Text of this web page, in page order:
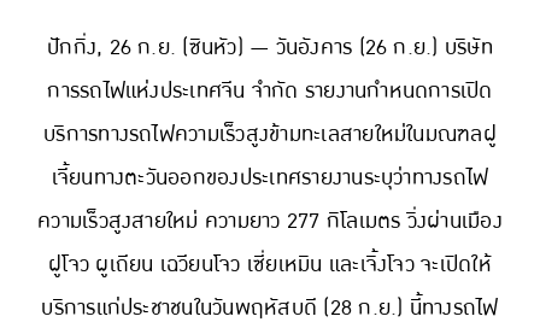
ปักกิ่ง, 26 ก.ย. (ซินหัว) — วันอังคาร (26 ก.ย.) บริษัท
การรถไฟแห่งประเทศจีน จำกัด รายงานกำหนดการเปิด
บริการทางรถไฟความเร็วสูงข้ามทะเลสายใหม่ในมณฑลฝู
เจี้ยนทางตะวันออกของประเทศรายงานระบุว่าทางรถไฟ
ความเร็วสูงสายใหม่ ความยาว 277 กิโลเมตร วิ่งผ่านเมือง
ฝูโจว ผูเถียน เฉวียนโจว เซี่ยเหมิน และเจิ้งโจว จะเปิดให้
บริการแก่ประชาชนในวันพฤหัสบดี (28 ก.ย.) นี้ทางรถไฟ